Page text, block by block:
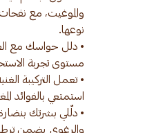
والموغيت، مع
• دلل حواسك مع